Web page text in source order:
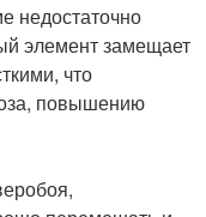
недостаточно
элемент замещает
что
повышению